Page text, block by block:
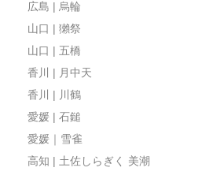
広島 | 烏輪
山口 | 獺祭
山口 | 五橋
香川 | 月中天
香川 | 川鶴
愛媛 | 石鎚
愛媛｜雪雀
高知 | 土佐しらぎく 美潮